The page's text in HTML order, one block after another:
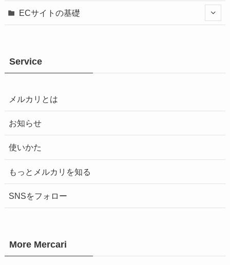
ECサイトの基礎
Service
メルカリとは
お知らせ
使いかた
もっとメルカリを知る
SNSをフォロー
More Mercari